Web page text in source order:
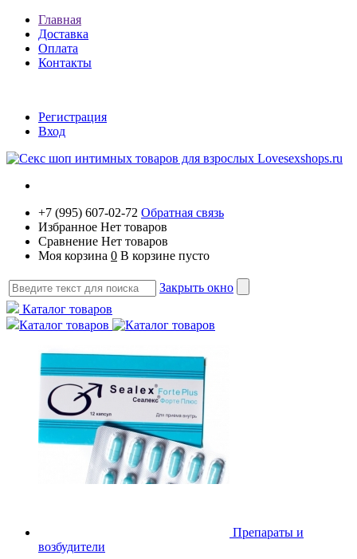
Главная
Доставка
Оплата
Контакты
Регистрация
Вход
+7 (995) 607-02-72 Обратная связь
Избранное Нет товаров
Сравнение Нет товаров
Моя корзина 0 В корзине пусто
Закрыть окно
Каталог товаров
Каталог товаров
Препараты и
возбудители